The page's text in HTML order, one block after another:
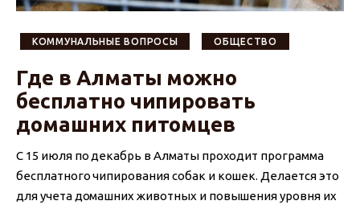
КОММУНАЛЬНЫЕ ВОПРОСЫ ОБЩЕСТВО
Где в Алматы можно
бесплатно чипировать
домашних питомцев
С 15 июля по декабрь в Алматы проходит программа
бесплатного чипирования собак и кошек. Делается это
для учета домашних животных и повышения уровня их